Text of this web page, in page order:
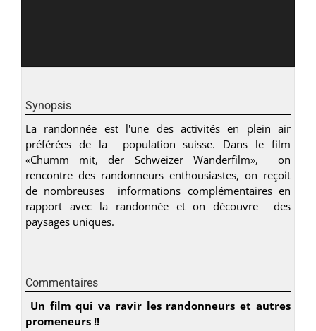
Synopsis
La randonnée est l'une des activités en plein air
préférées de la population suisse. Dans le film
«Chumm mit, der Schweizer Wanderfilm», on
rencontre des randonneurs enthousiastes, on reçoit
de nombreuses informations complémentaires en
rapport avec la randonnée et on découvre des
paysages uniques.
Commentaires
Un film qui va ravir les randonneurs et autres
promeneurs !!